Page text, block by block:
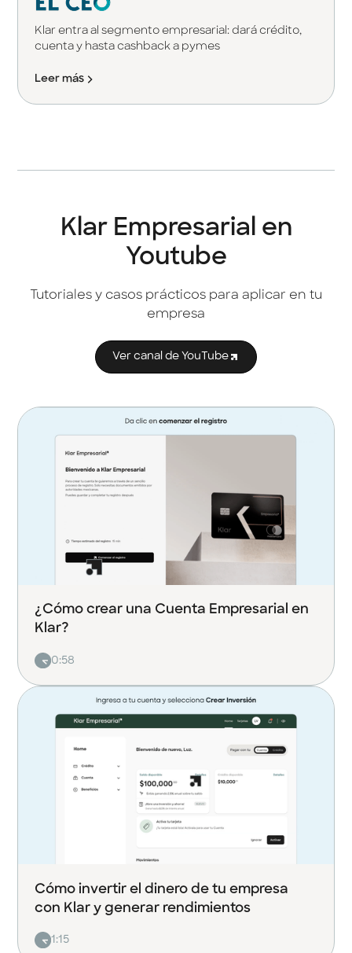
Klar entra al segmento empresarial: dará crédito,
cuenta y hasta cashback a pymes
Leer más
Klar Empresarial en
Youtube
Tutoriales y casos prácticos para aplicar en tu
empresa
Ver canal de YouTube
¿Cómo crear una Cuenta Empresarial en
Klar?
0:58
Cómo invertir el dinero de tu empresa
con Klar y generar rendimientos
1:15